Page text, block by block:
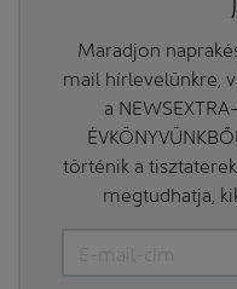
Maradjon
mail hírlevelünkre,
a
történik a
megtudhatja,